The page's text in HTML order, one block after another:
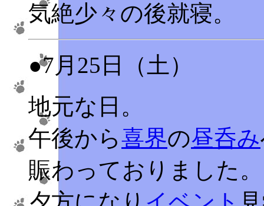
気絶少々の後就寝。
●7月25日（土）
地元な日。
午後から喜界の昼呑み
賑わっておりました。